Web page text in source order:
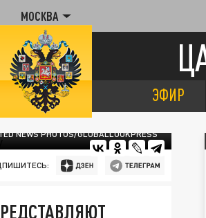
МОСКВА
ЭФИР
NEWS PHOTOS/GLOBALLOOKPRESS